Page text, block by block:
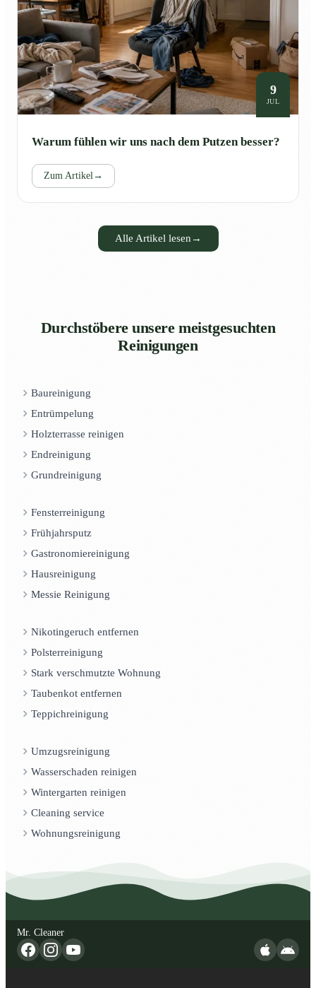
9
JUL
Warum fühlen wir uns nach dem Putzen besser?
Zum Artikel →
Alle Artikel lesen →
Durchstöbere unsere meistgesuchten
Reinigungen
Baureinigung
Entrümpelung
Holzterrasse reinigen
Endreinigung
Grundreinigung
Fensterreinigung
Frühjahrsputz
Gastronomiereinigung
Hausreinigung
Messie Reinigung
Nikotingeruch entfernen
Polsterreinigung
Stark verschmutzte Wohnung
Taubenkot entfernen
Teppichreinigung
Umzugsreinigung
Wasserschaden reinigen
Wintergarten reinigen
Cleaning service
Wohnungsreinigung
Mr. Cleaner